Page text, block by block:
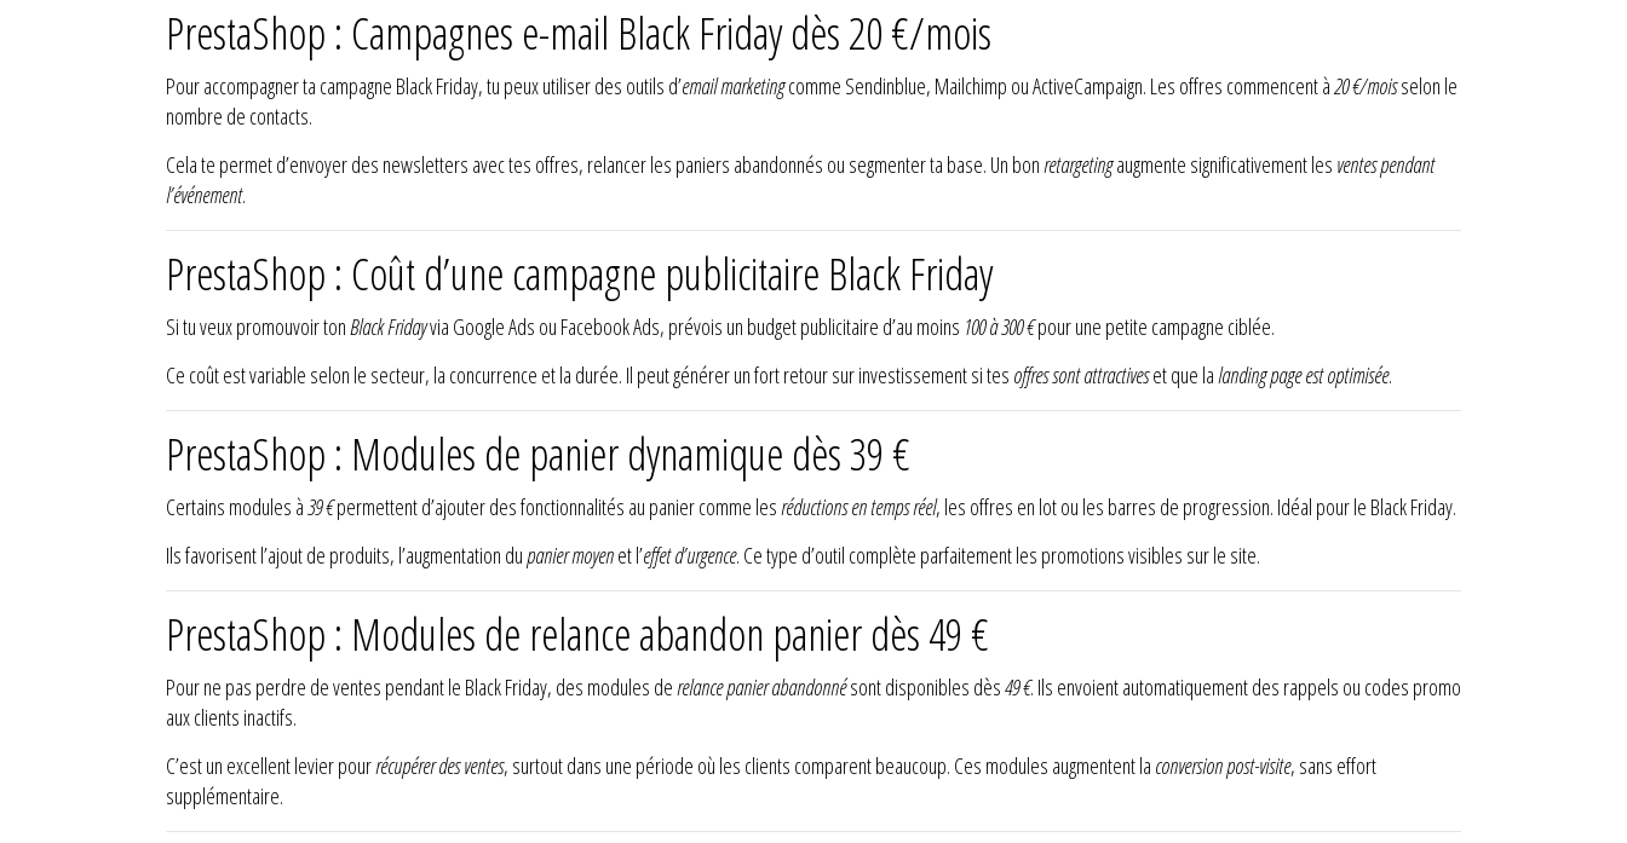
PrestaShop : Campagnes e-mail Black Friday dès 20 €/mois
Pour accompagner ta campagne Black Friday, tu peux utiliser des outils d’email marketingcomme Sendinblue, Mailchimp ou ActiveCampaign. Les offres commencent à20 €/moisselon le
nombre de contacts.
Cela te permet d’envoyer des newsletters avec tes offres, relancer les paniers abandonnés ou segmenter ta base. Un bonretargetingaugmente significativement les ventes pendant
l’événement.
PrestaShop : Coût d’une campagne publicitaire Black Friday
Si tu veux promouvoir tonBlack Fridayvia Google Ads ou Facebook Ads, prévois un budget publicitaire d’au moins 100 à 300 €pour une petite campagne ciblée.
Ce coût est variable selon le secteur, la concurrence et la durée. Il peut générer un fort retour sur investissement si tes offres sont attractiveset que lalanding page est optimisée.
PrestaShop : Modules de panier dynamique dès 39 €
Certains modules à39 €permettent d’ajouter des fonctionnalités au panier comme lesréductions en temps réel, les offres en lot ou les barres de progression. Idéal pour le Black Friday.
Ils favorisent l’ajout de produits, l’augmentation dupanier moyenet l’effet d’urgence. Ce type d’outil complète parfaitement les promotions visibles sur le site.
PrestaShop : Modules de relance abandon panier dès 49 €
Pour ne pas perdre de ventes pendant le Black Friday, des modules derelance panier abandonnésont disponibles dès49 €. Ils envoient automatiquement des rappels ou codes promo
aux clients inactifs.
C’est un excellent levier pourrécupérer des ventes, surtout dans une période où les clients comparent beaucoup. Ces modules augmentent la conversion post-visite, sans effort
supplémentaire.